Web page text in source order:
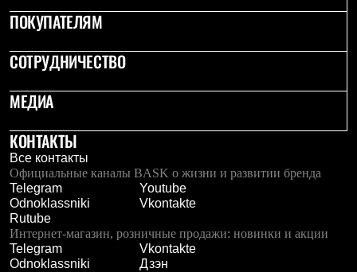
Куртки
Лёгкая одежда
Футболки
Брюки
Софтшелл одежда
Куртки
Флисовая одежда
Куртки
Брюки
Жилеты
Комбинезоны
Термобелье
Комплект термобелья
Снаряжение
Палатки и тенты
ПОКУПАТЕЛЯМ
СОТРУДНИЧЕСТВО
МЕДИА
КОНТАКТЫ
Все контакты
Официальные каналы BASK о жизни и развитии бренда
Telegram
Youtube
Odnoklassniki
Vkontakte
Rutube
Интернет-магазин, розничные продажи: новинки и акции
Telegram
Vkontakte
Odnoklassniki
Дзэн